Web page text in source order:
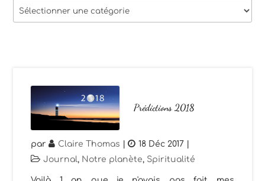
Prédictions 2018
par Claire Thomas | 18 Déc 2017 |
Journal, Notre planète, Spiritualité
Thèmes
des